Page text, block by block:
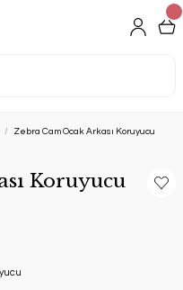
Zebra Cam Ocak Arkası Koruyucu
Koruyucu